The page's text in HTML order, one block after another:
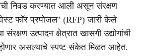
निवड करण्यात आली असून संरक्षण
फॉर प्रपोजल’ (RFP) जारी केले
उत्पादन क्षेत्रात खासगी उद्योगांची
असल्याचे स्पष्ट संकेत मिळत आहेत.